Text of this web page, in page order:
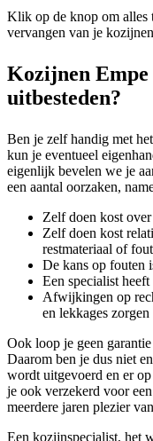
Klik op de knop om alles
vervangen van je
Kozijnen Empe
uitbesteden?
Ben je zelf handig met
kun je eventueel
eigenlijk bevelen we je
een aantal oorzaken,
Zelf doen kost
Zelf doen kost
restmateriaal of
De kans op fouten
Een specialist
Afwijkingen op
en lekkages zorgen
Ook loop je geen
Daarom ben je dus niet
wordt uitgevoerd en er
je ook verzekerd voor
meerdere jaren plezier
Een kozijnspecialist, het